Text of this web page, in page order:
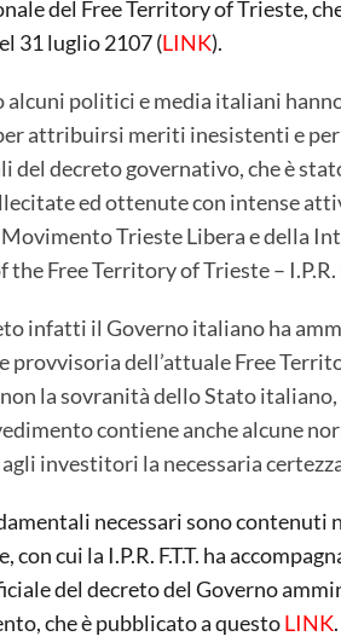
del Free Territory of Trieste,
31 luglio 2107 (LINK).
politici e media italiani
attribuirsi meriti inesistenti e per
del decreto governativo, che è
ed ottenute con intense
Trieste Libera e della
Free Territory of Trieste – I.P.R.
infatti il Governo italiano ha
provvisoria dell’attuale Free
la sovranità dello Stato
contiene anche alcune
investitori la necessaria
necessari sono contenuti
con cui la I.P.R. F.T.T. ha
del decreto del Governo
che è pubblicato a questoLINK.